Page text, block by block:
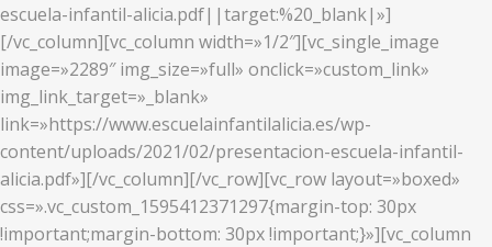
escuela-infantil-alicia.pdf||target:%20_blank|»]
[/vc_column][vc_column width=»1/2″][vc_single_image
image=»2289″ img_size=»full» onclick=»custom_link»
img_link_target=»_blank»
link=»https://www.escuelainfantilalicia.es/wp-
content/uploads/2021/02/presentacion-escuela-infantil-
alicia.pdf»][/vc_column][/vc_row][vc_row layout=»boxed»
css=».vc_custom_1595412371297{margin-top: 30px
!important;margin-bottom: 30px !important;}»][vc_column